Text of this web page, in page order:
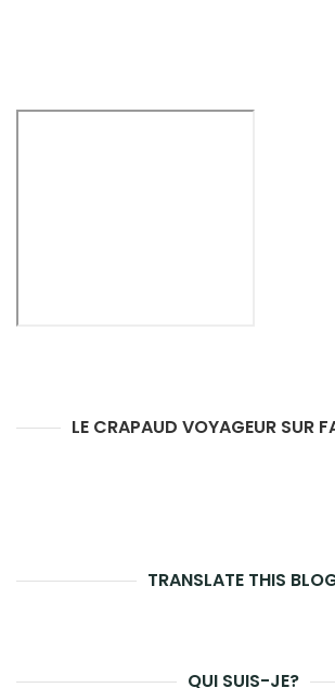
LE CRAPAUD VOYAGEUR SUR
TRANSLATE THIS
QUI SUIS-JE?